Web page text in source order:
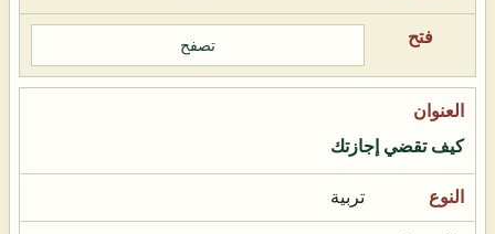
تصفح
كيف تقضي إجازتك
تربية